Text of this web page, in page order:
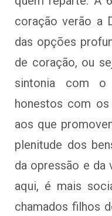
coração verão a
das opções
de coração, ou
sintonia com
honestos com
aos que
plenitude dos
da opressão e da
aqui, é mais
chamados filhos